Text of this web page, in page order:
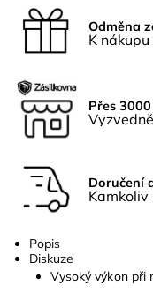
Odměna
K
Přes
Doručení
Kamkoliv
Popis
Diskuze
Vysoký výkon při